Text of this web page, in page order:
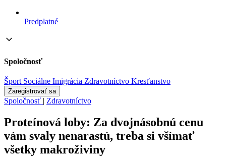
Predplatné
Spoločnosť
Šport Sociálne Imigrácia Zdravotníctvo Kresťanstvo
Zaregistrovať sa
Spoločnosť | Zdravotníctvo
Proteínová loby: Za dvojnásobnú cenu
vám svaly nenarastú, treba si všímať
všetky makroživiny